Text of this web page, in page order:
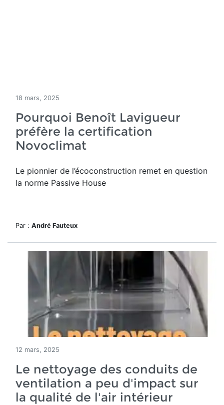
18 mars, 2025
Pourquoi Benoît Lavigueur
préfère la certification
Novoclimat
Le pionnier de l’écoconstruction remet en question
la norme Passive House
Par : André Fauteux
12 mars, 2025
Le nettoyage des conduits de
ventilation a peu d'impact sur
la qualité de l'air intérieur